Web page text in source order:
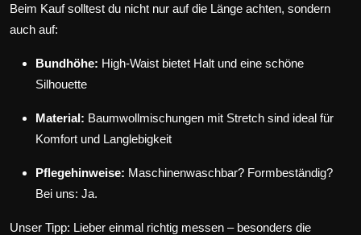
Beim Kauf solltest du nicht nur auf die Länge achten, sondern
auch auf:
Bundhöhe: High-Waist bietet Halt und eine schöne
Silhouette
Material: Baumwollmischungen mit Stretch sind ideal für
Komfort und Langlebigkeit
Pflegehinweise: Maschinenwaschbar? Formbeständig?
Bei uns: Ja.
Unser Tipp: Lieber einmal richtig messen – besonders die